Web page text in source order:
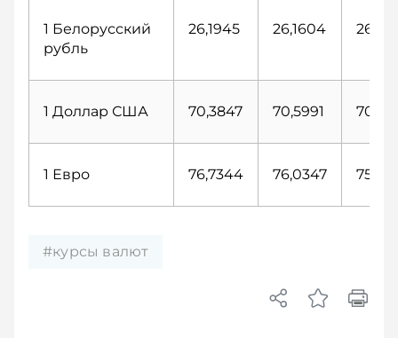
1 Белорусский
рубль
26,1945 26,1604
1 Доллар США 70,3847 70,5991
1 Евро 76,7344 76,0347
#курсы валют